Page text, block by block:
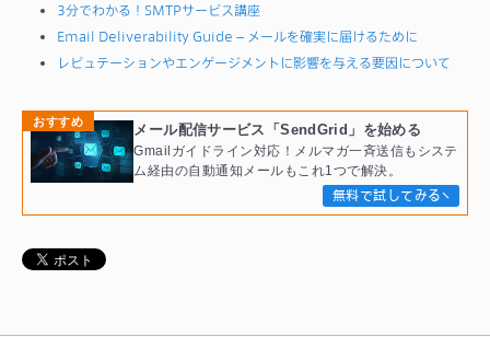
3分でわかる！SMTPサービス講座
Email Deliverability Guide – メールを確実に届けるために
レピュテーションやエンゲージメントに影響を与える要因について
おすすめ
メール配信サービス「SendGrid」を始める
Gmailガイドライン対応！メルマガ一斉送信もシステ
ム経由の自動通知メールもこれ1つで解決。
無料で試してみる